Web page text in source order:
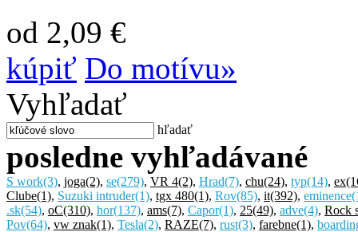
od 2,09 €
kúpiť Do motívu»
Vyhľadať
hľadať
posledne vyhľadávané
S work(3), joga(2), se(279), VR 4(2), Hrad(7), chu(24), typ(14), ex
Clube(1), Suzuki intruder(1), tgx 480(1), Rov(85), it(392), eminence
.sk(54), oC(310), hor(137), ams(7), Capor(1), 25(49), adve(4), Rock
Pov(64), vw znak(1), Tesla(2), RAZE(7), rust(3), farebne(1),